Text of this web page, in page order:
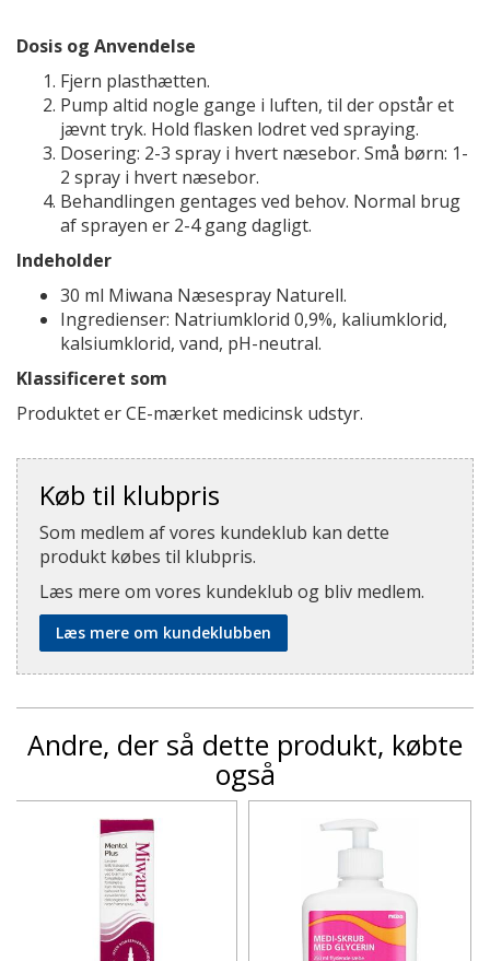
Dosis og Anvendelse
Fjern plasthætten.
Pump altid nogle gange i luften, til der opstår et
jævnt tryk. Hold flasken lodret ved spraying.
Dosering: 2-3 spray i hvert næsebor. Små børn: 1-
2 spray i hvert næsebor.
Behandlingen gentages ved behov. Normal brug
af sprayen er 2-4 gang dagligt.
Indeholder
30 ml Miwana Næsespray Naturell.
Ingredienser: Natriumklorid 0,9%, kaliumklorid,
kalsiumklorid, vand, pH-neutral.
Klassificeret som
Produktet er CE-mærket medicinsk udstyr.
Køb til klubpris
Som medlem af vores kundeklub kan dette
produkt købes til klubpris.
Læs mere om vores kundeklub og bliv medlem.
Læs mere om kundeklubben
Andre, der så dette produkt, købte
også